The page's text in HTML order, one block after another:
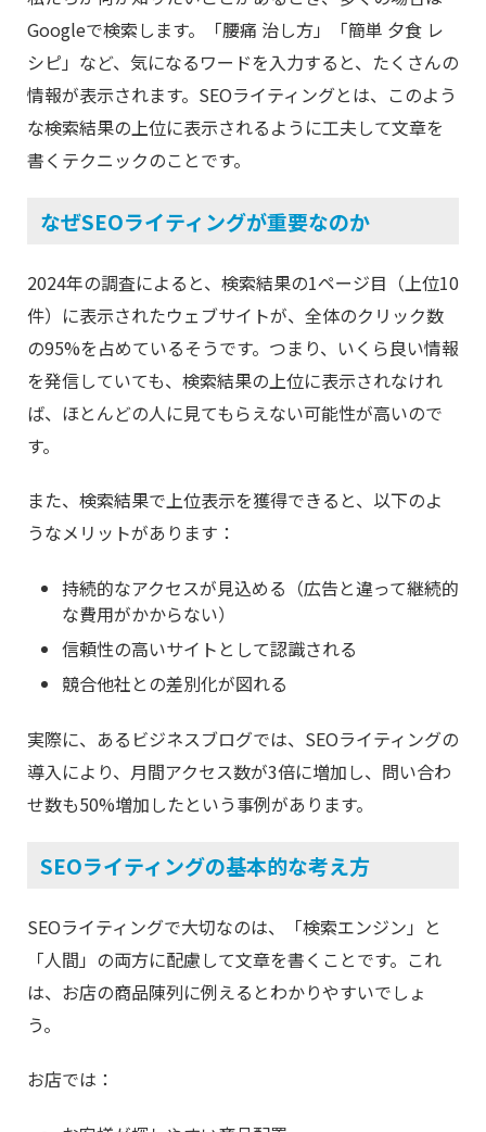
Googleで検索します。「腰痛 治し方」「簡単 夕食 レ
シピ」など、気になるワードを入力すると、たくさんの
情報が表示されます。SEOライティングとは、このよう
な検索結果の上位に表示されるように工夫して文章を
書くテクニックのことです。
なぜSEOライティングが重要なのか
2024年の調査によると、検索結果の1ページ目（上位10
件）に表示されたウェブサイトが、全体のクリック数
の95%を占めているそうです。つまり、いくら良い情報
を発信していても、検索結果の上位に表示されなけれ
ば、ほとんどの人に見てもらえない可能性が高いので
す。
また、検索結果で上位表示を獲得できると、以下のよ
うなメリットがあります：
持続的なアクセスが見込める（広告と違って継続的
な費用がかからない）
信頼性の高いサイトとして認識される
競合他社との差別化が図れる
実際に、あるビジネスブログでは、SEOライティングの
導入により、月間アクセス数が3倍に増加し、問い合わ
せ数も50%増加したという事例があります。
SEOライティングの基本的な考え方
SEOライティングで大切なのは、「検索エンジン」と
「人間」の両方に配慮して文章を書くことです。これ
は、お店の商品陳列に例えるとわかりやすいでしょ
う。
お店では：